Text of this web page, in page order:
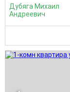
Дубяга Михаил
Андреевич